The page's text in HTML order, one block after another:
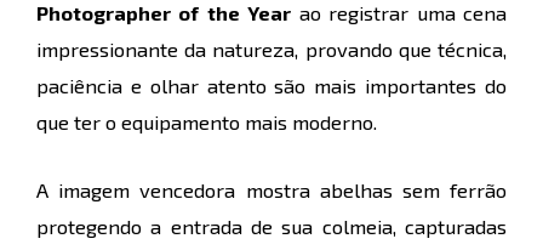
Photographer of the Year ao registrar uma cena
impressionante da natureza, provando que técnica,
paciência e olhar atento são mais importantes do
que ter o equipamento mais moderno.
A imagem vencedora mostra abelhas sem ferrão
protegendo a entrada de sua colmeia, capturadas